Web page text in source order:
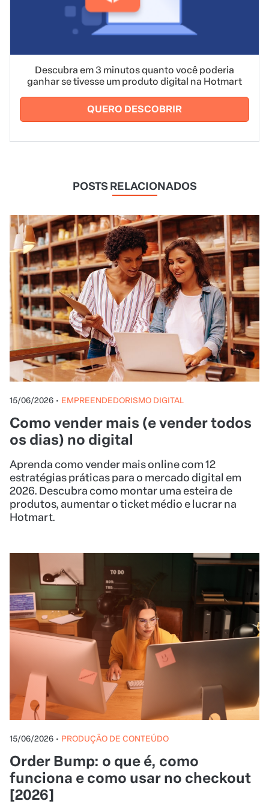
Descubra em 3 minutos quanto você poderia
ganhar se tivesse um produto digital na Hotmart
QUERO DESCOBRIR
POSTS RELACIONADOS
15/06/2026 • EMPREENDEDORISMO DIGITAL
Como vender mais (e vender todos
os dias) no digital
Aprenda como vender mais online com 12
estratégias práticas para o mercado digital em
2026. Descubra como montar uma esteira de
produtos, aumentar o ticket médio e lucrar na
Hotmart.
15/06/2026 • PRODUÇÃO DE CONTEÚDO
Order Bump: o que é, como
funciona e como usar no checkout
[2026]